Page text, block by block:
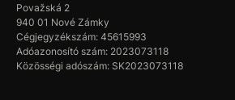
Považská 2
940 01 Nové Zámky
Cégjegyzékszám: 45615993
Adóazonosító szám: 2023073118
Közösségi adószám: SK2023073118